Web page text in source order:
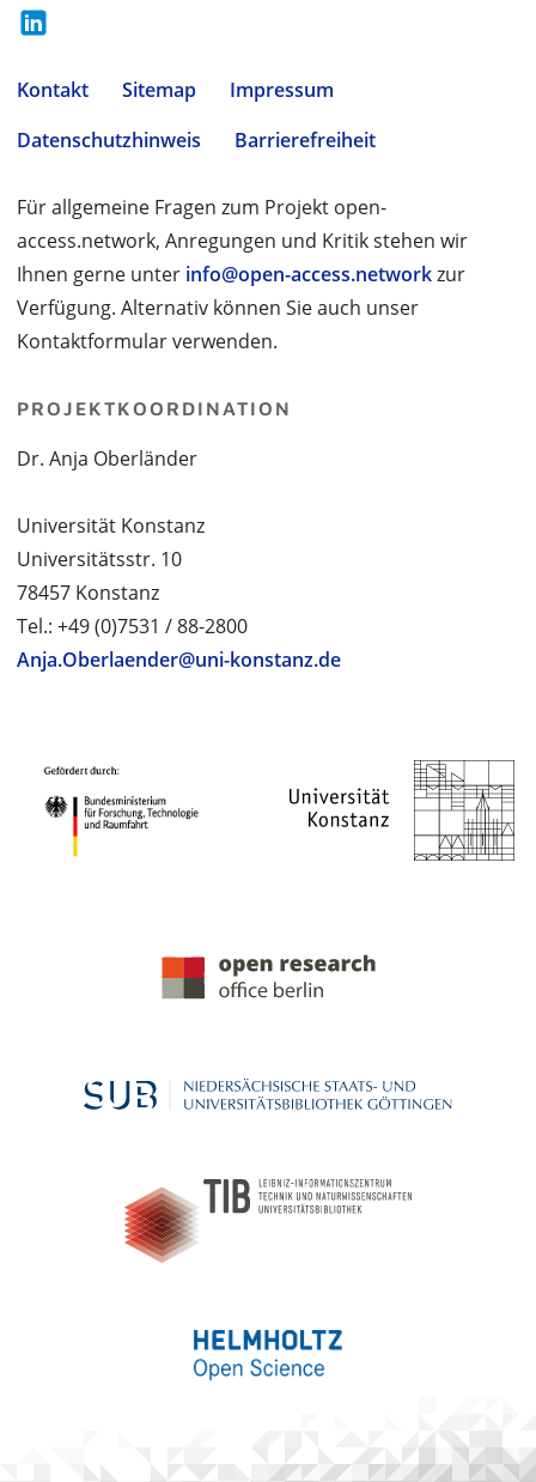
Kontakt Sitemap
Impressum
Datenschutzhinweis
Barrierefreiheit
Für allgemeine Fragen zum Projekt open-
access.network, Anregungen und Kritik stehen wir
Ihnen gerne unter info@open-access.networkzur
Verfügung. Alternativ können Sie auch unser
Kontaktformular verwenden.
PROJEKTKOORDINATION
Dr. Anja Oberländer
Universität Konstanz
Universitätsstr. 10
78457 Konstanz
Tel.: +49 (0)7531 / 88-2800
Anja.Oberlaender@uni-konstanz.de